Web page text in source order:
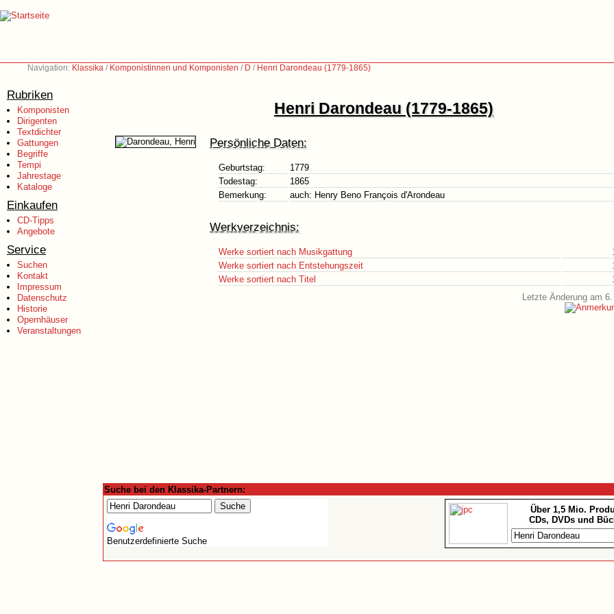
Navigation: Klassika / Komponistinnen und Komponisten / D / Henri Darondeau (1779-1865)
Rubriken
Komponisten
Dirigenten
Textdichter
Gattungen
Begriffe
Tempi
Jahrestage
Kataloge
Einkaufen
CD-Tipps
Angebote
Service
Suchen
Kontakt
Impressum
Datenschutz
Historie
Opernhäuser
Veranstaltungen
Henri Darondeau (1779-1865)
Persönliche Daten:
Geburtstag:
1779
Todestag:
1865
Bemerkung:
auch: Henry Beno François d'Arondeau
Werkverzeichnis:
Werke sortiert nach Musikgattung
Werke sortiert nach Entstehungszeit
Werke sortiert nach Titel
Letzte Änderung am
Suche bei den Klassika-Partnern:
Benutzerdefinierte Suche
Über 1,5 Mio.
CDs, DVDs und